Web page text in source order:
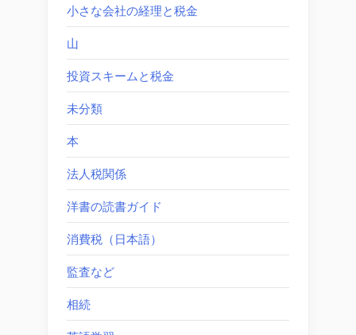
小さな会社の経理と税金
山
投資スキームと税金
未分類
本
法人税関係
洋書の読書ガイド
消費税（日本語）
監査など
相続